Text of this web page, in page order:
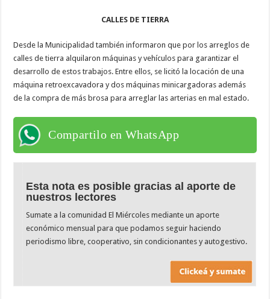
CALLES DE TIERRA
Desde la Municipalidad también informaron que por los arreglos de
calles de tierra alquilaron máquinas y vehículos para garantizar el
desarrollo de estos trabajos. Entre ellos, se licitó la locación de una
máquina retroexcavadora y dos máquinas minicargadoras además
de la compra de más brosa para arreglar las arterias en mal estado.
Compartilo en WhatsApp
Esta nota es posible gracias al aporte de
nuestros lectores
Sumate a la comunidad El Miércoles mediante un aporte
económico mensual para que podamos seguir haciendo
periodismo libre, cooperativo, sin condicionantes y autogestivo.